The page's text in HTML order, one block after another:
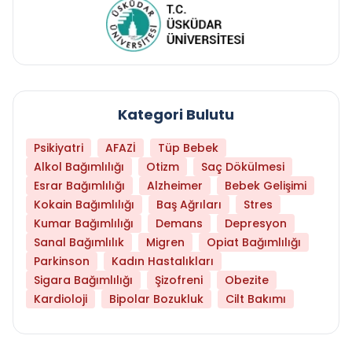
Kategori Bulutu
Psikiyatri AFAZİ
Tüp Bebek
Alkol Bağımlılığı
Otizm
Saç Dökülmesi
Esrar Bağımlılığı
Alzheimer
Bebek Gelişimi
Kokain Bağımlılığı
Baş Ağrıları
Stres
Kumar Bağımlılığı
Demans
Depresyon
Sanal Bağımlılık
Migren
Opiat Bağımlılığı
Parkinson
Kadın Hastalıkları
Sigara Bağımlılığı
Şizofreni
Obezite
Kardioloji
Bipolar Bozukluk Cilt Bakımı